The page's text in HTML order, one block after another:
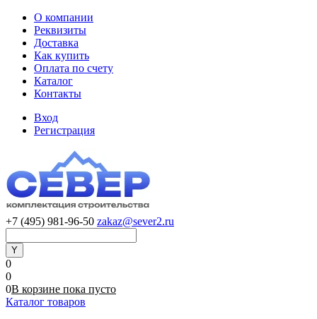
О компании
Реквизиты
Доставка
Как купить
Оплата по счету
Каталог
Контакты
Вход
Регистрация
+7 (495) 981-96-50 zakaz@sever2.ru
0
0
0В корзине пока пусто
Каталог товаров